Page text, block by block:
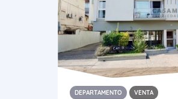
DEPARTAMENTO VENTA